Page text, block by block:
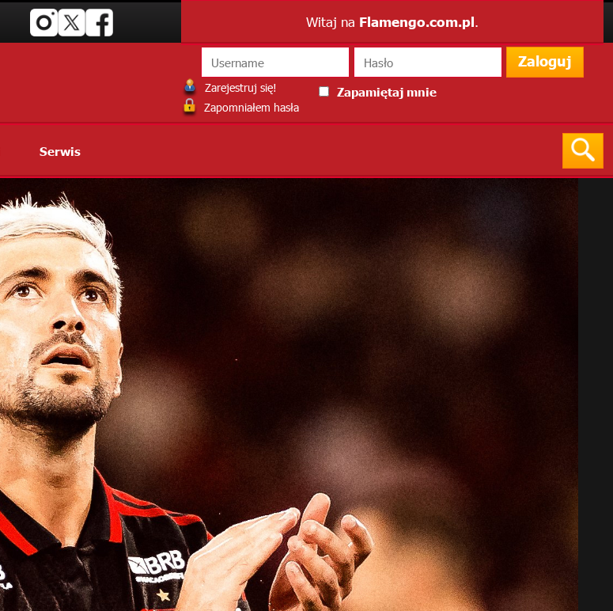
Witaj na Flamengo.com.pl.
Zaloguj
Zarejestruj się!
Zapomniałem hasła
Zapamiętaj mnie
Serwis